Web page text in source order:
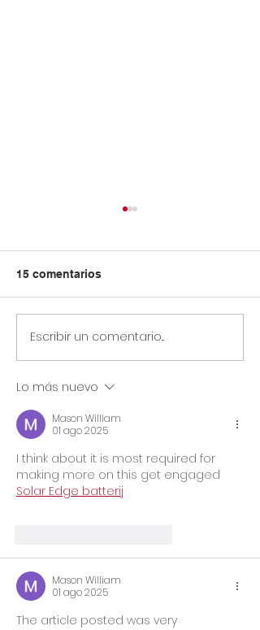
Circular Rectoral #23:
junio 12 de 2026 por
Asoinca
15 comentarios
Escribir un comentario...
Lo más nuevo
Mason William
01 ago 2025
I think about it is most required for
making more on this get engaged
Solar Edge batterij
Mason William
01 ago 2025
The article posted was very